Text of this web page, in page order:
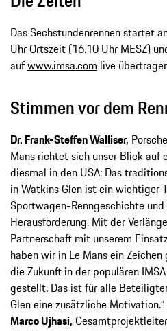
Das Sechstundenrennen startet
Uhr Ortszeit (16.10 Uhr MESZ)
aufwww.imsa.com live
Stimmen vor dem
Dr. Frank-Steffen Walliser,
Mans richtet sich unser Blick auf
diesmal in den USA: Das
in Watkins Glen ist ein wichtiger
Sportwagen-Renngeschichte
Herausforderung. Mit der
Partnerschaft mit unserem
haben wir in Le Mans ein
die Zukunft in der populären
gestellt. Das ist für alle
Glen eine zusätzliche Motivation.“
Marco Ujhasi,